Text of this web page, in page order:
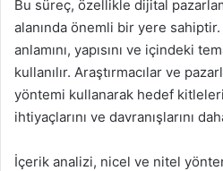
Bu süreç, özellikle dijital
alanında önemli bir yere
anlamını, yapısını ve içindeki
kullanılır. Araştırmacılar ve
yöntemi kullanarak hedef
ihtiyaçlarını ve davranışlarını
İçerik analizi, nicel ve nitel